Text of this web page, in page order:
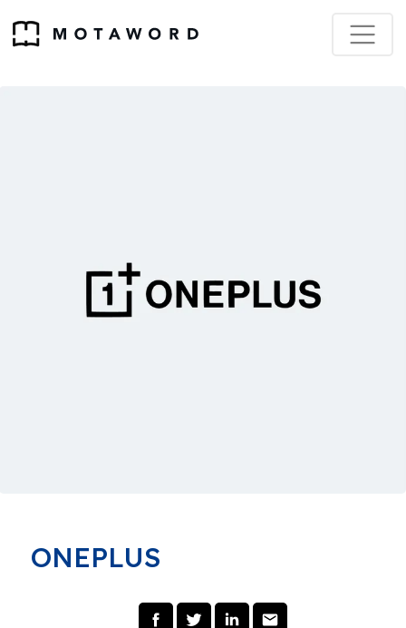
ONEPLUS